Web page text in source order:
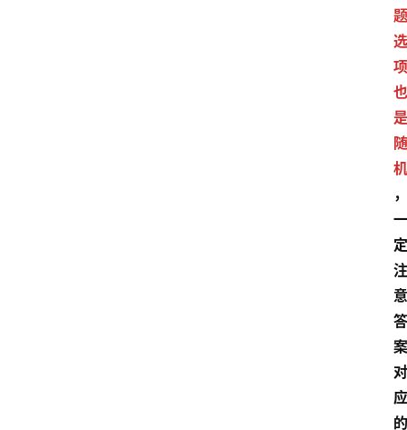
题
选
项
也
是
随
机
，
一
定
注
意
答
案
对
应
的